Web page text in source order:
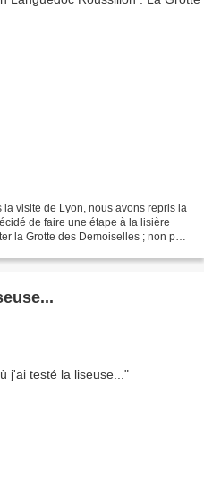
visite de Lyon, nous avons repris la
de faire une étape à la lisière
la Grotte des Demoiselles ; non pas